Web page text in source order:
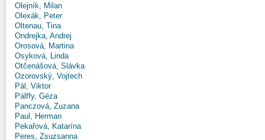
Olejník, Milan
Olexák, Peter
Oltenau, Tina
Ondrejka, Andrej
Orosová, Martina
Osyková, Linda
Otčenášová, Slávka
Ozorovský, Vojtech
Pál, Viktor
Pálffy, Géza
Panczová, Zuzana
Paul, Herman
Pekařová, Katarína
Peres, Zsuzsanna